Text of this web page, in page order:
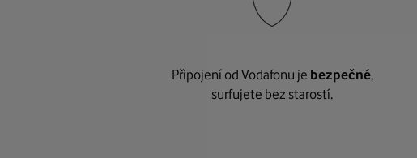
Připojení od Vodafonu je bezpečné,
surfujete bez starostí.